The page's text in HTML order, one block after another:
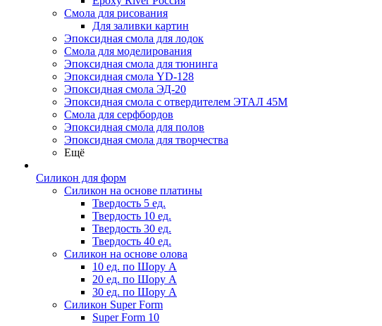
Смола для рисования
Для заливки картин
Эпоксидная смола для лодок
Смола для моделирования
Эпоксидная смола для тюнинга
Эпоксидная смола YD-128
Эпоксидная смола ЭД-20
Эпоксидная смола с отвердителем ЭТАЛ 45М
Смола для серфбордов
Эпоксидная смола для полов
Эпоксидная смола для творчества
Ещё
Силикон для форм
Силикон на основе платины
Твердость 5 ед.
Твердость 10 ед.
Твердость 30 ед.
Твердость 40 ед.
Силикон на основе олова
10 ед. по Шору А
20 ед. по Шору А
30 ед. по Шору А
Силикон Super Form
Super Form 10